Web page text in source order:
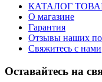
КАТАЛОГ
О магазине
Гарантия
Отзывы наших
Свяжитесь с нами
Оставайтесь на